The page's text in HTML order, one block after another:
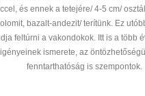
és ennek a tetejére/ 4-5 cm/
bazalt-andezit/ terítünk. Ez
feltúrni a vakondokok. Itt is a több
ismerete, az
fenntarthatóság is szempontok.